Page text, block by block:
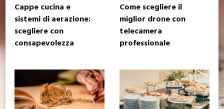
Cappe cucina e
sistemi di aerazione:
scegliere con
consapevolezza
Come scegliere il
miglior drone con
telecamera
professionale